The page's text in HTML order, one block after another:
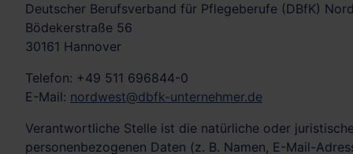
Deutscher Berufsverband für Pflegeberufe (DBfK)
Bödekerstraße 56
30161 Hannover
Telefon: +49 511 696844-0
E-Mail: nordwest@dbfk-unternehmer.de
Verantwortliche Stelle ist die natürliche oder
personenbezogenen Daten (z. B. Namen, E-Mail-